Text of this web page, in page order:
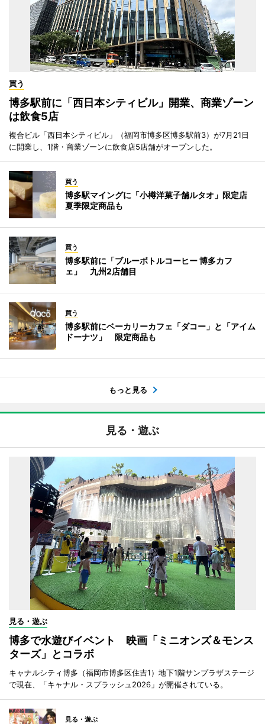
買う
博多駅前に「西日本シティビル」開業、商業ゾーン
は飲食5店
複合ビル「西日本シティビル」（福岡市博多区博多駅前3）が7月21日
に開業し、1階・商業ゾーンに飲食店5店舗がオープンした。
買う
博多駅マイングに「小樽洋菓子舗ルタオ」限定店
夏季限定商品も
買う
博多駅前に「ブルーボトルコーヒー 博多カフ
ェ」 九州2店舗目
買う
博多駅前にベーカリーカフェ「ダコー」と「アイム
ドーナツ」 限定商品も
もっと見る
見る・遊ぶ
見る・遊ぶ
博多で水遊びイベント 映画「ミニオンズ＆モンス
ターズ」とコラボ
キャナルシティ博多（福岡市博多区住吉1）地下1階サンプラザステージ
で現在、「キャナル・スプラッシュ2026」が開催されている。
見る・遊ぶ